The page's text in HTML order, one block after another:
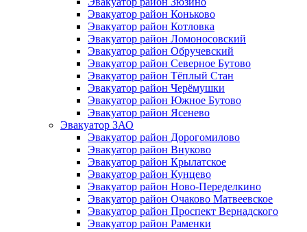
Эвакуатор район Коньково
Эвакуатор район Котловка
Эвакуатор район Ломоносовский
Эвакуатор район Обручевский
Эвакуатор район Северное Бутово
Эвакуатор район Тёплый Стан
Эвакуатор район Черёмушки
Эвакуатор район Южное Бутово
Эвакуатор район Ясенево
Эвакуатор ЗАО
Эвакуатор район Дорогомилово
Эвакуатор район Внуково
Эвакуатор район Крылатское
Эвакуатор район Кунцево
Эвакуатор район Ново-Переделкино
Эвакуатор район Очаково Матвеевское
Эвакуатор район Проспект Вернадского
Эвакуатор район Раменки